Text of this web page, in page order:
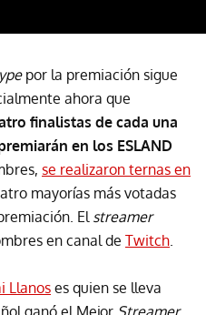
por la premiación sigue
ahora que
finalistas de cada una
en los ESLAND
se realizaron ternas en
mayorías más votadas
El streamer
en canal de Twitch
Llanos es quien se lleva
ganó el Mejor Streamer